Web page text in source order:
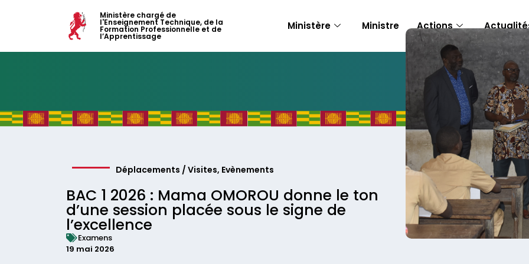
Ministère chargé de
l'Enseignement Technique, de la
Formation Professionnelle et de
l’Apprentissage
Ministère Ministre Actions
Déplacements / Visites, Evènements
BAC 1 2026 : Mama OMOROU donne le ton
d’une session placée sous le signe de
l’excellence
Examens
19 mai 2026